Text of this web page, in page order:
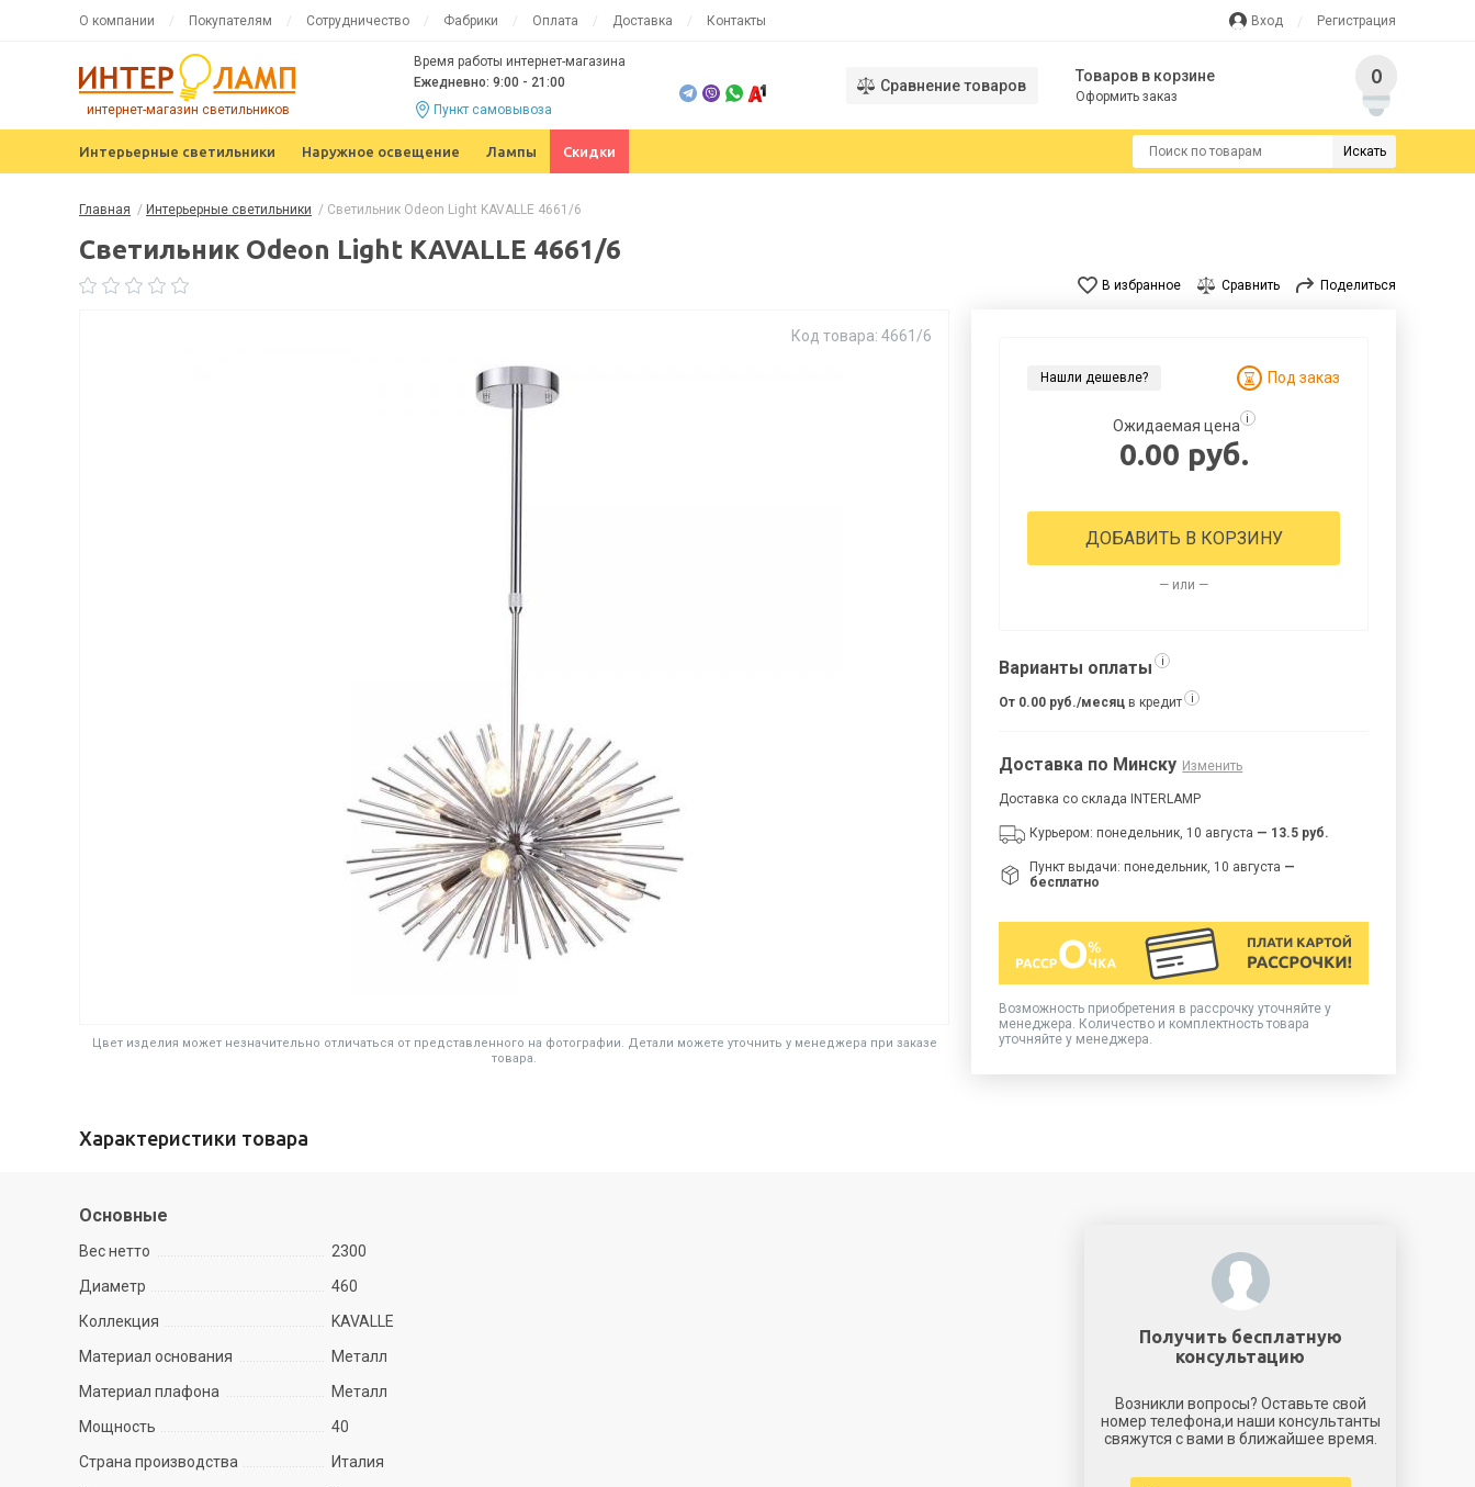
О компании Покупателям Сотрудничество Фабрики Оплата Доставка Контакты Вход Регистрация
интернет-магазин светильников
Время работы интернет-магазина
Ежедневно: 9:00 - 21:00
Пункт самовывоза
Сравнение товаров
Товаров в корзине
Оформить заказ
0
Интерьерные светильники Наружное освещение Лампы Скидки Искать
Главная / Интерьерные светильники / Светильник Odeon Light KAVALLE 4661/6
Светильник Odeon Light KAVALLE 4661/6
В избранное Сравнить Поделиться
Код товара: 4661/6
Цвет изделия может незначительно отличаться от представленного на фотографии. Детали можете уточнить у менеджера при заказе
товара.
Нашли дешевле? Под заказ
Ожидаемая цена i
0.00 руб.
ДОБАВИТЬ В КОРЗИНУ
— или —
Варианты оплаты i
От 0.00 руб./месяц в кредит i
Доставка по Минску Изменить
Доставка со склада INTERLAMP
Курьером: понедельник, 10 августа — 13.5 руб.
Пункт выдачи: понедельник, 10 августа —
бесплатно
Возможность приобретения в рассрочку уточняйте у
менеджера. Количество и комплектность товара
уточняйте у менеджера.
Характеристики товара
Основные
Вес нетто
2300
Диаметр
460
Коллекция
KAVALLE
Материал основания
Металл
Материал плафона
Металл
Мощность
40
Страна производства
Италия
Получить бесплатную
консультацию
Возникли вопросы? Оставьте свой
номер телефона,и наши консультанты
свяжутся с вами в ближайшее время.